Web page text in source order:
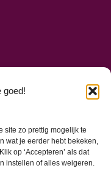
goed!
site zo prettig mogelijk te
wat je eerder hebt bekeken,
op ‘Accepteren’ als dat
instellen of alles weigeren.
met ons op.